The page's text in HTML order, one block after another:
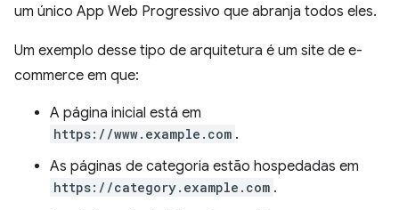
um único App Web Progressivo que abranja todos eles.
Um exemplo desse tipo de arquitetura é um site de e-
commerce em que:
A página inicial está em
https://www.example.com .
As páginas de categoria estão hospedadas em
https://category.example.com .